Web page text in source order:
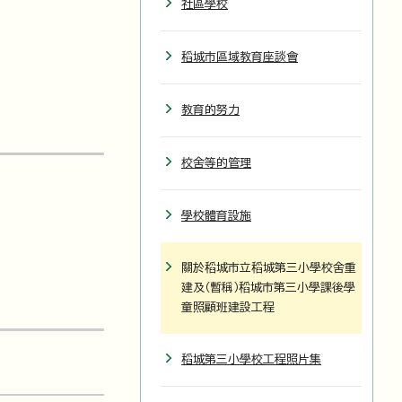
社區學校
稻城市區域教育座談會
教育的努力
校舍等的管理
學校體育設施
關於稻城市立稻城第三小學校舍重
建及（暫稱）稻城市第三小學課後學
童照顧班建設工程
稻城第三小學校工程照片集